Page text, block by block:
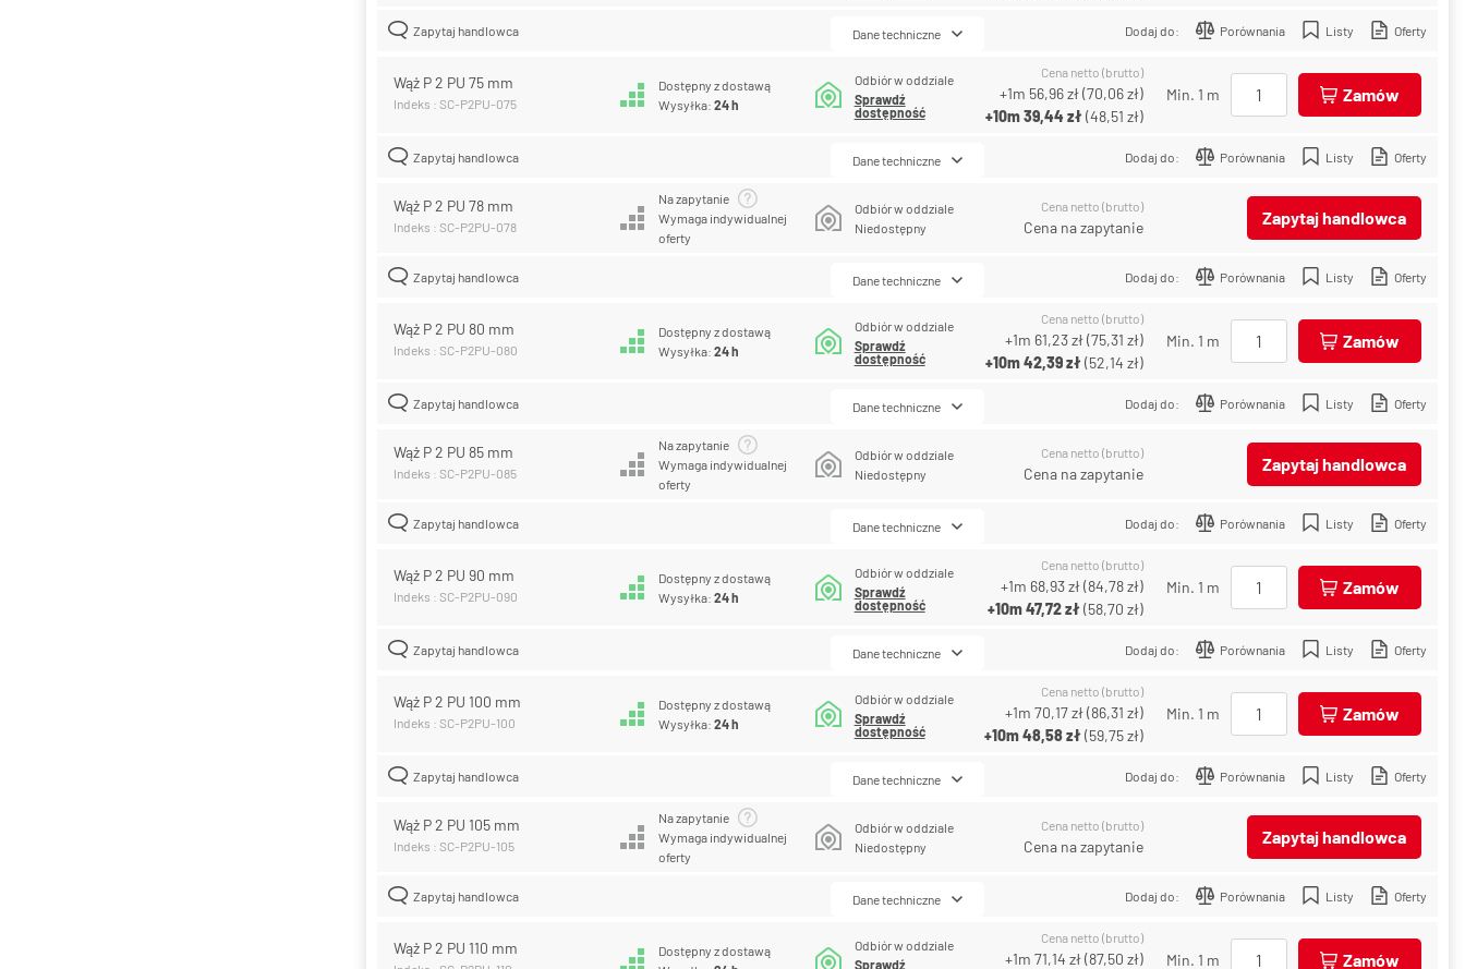
Zapytaj handlowca Dodaj do: Porównania Listy Oferty
Dane techniczne
Wąż P 2 PU 75 mm
Indeks : SC-P2PU-075
Dostępny z dostawą
Wysyłka:24 h
Odbiór w oddziale
Sprawdź
dostępność
Cena netto (brutto)
+1m 56,96 zł(70,06 zł)
+10m39,44 zł(48,51 zł)
Min. 1 m Zamów
Zapytaj handlowca Dodaj do: Porównania Listy Oferty
Dane techniczne
Wąż P 2 PU 78 mm
Indeks : SC-P2PU-078
Na zapytanie
Wymaga indywidualnej
oferty
Odbiór w oddziale
Niedostępny
Cena netto (brutto)
Cena na zapytanie Zapytaj handlowca
Zapytaj handlowca Dodaj do: Porównania Listy Oferty
Dane techniczne
Wąż P 2 PU 80 mm
Indeks : SC-P2PU-080
Dostępny z dostawą
Wysyłka:24 h
Odbiór w oddziale
Sprawdź
dostępność
Cena netto (brutto)
+1m 61,23 zł(75,31 zł)
+10m42,39 zł(52,14 zł)
Min. 1 m Zamów
Zapytaj handlowca Dodaj do: Porównania Listy Oferty
Dane techniczne
Wąż P 2 PU 85 mm
Indeks : SC-P2PU-085
Na zapytanie
Wymaga indywidualnej
oferty
Odbiór w oddziale
Niedostępny
Cena netto (brutto)
Cena na zapytanie Zapytaj handlowca
Zapytaj handlowca Dodaj do: Porównania Listy Oferty
Dane techniczne
Wąż P 2 PU 90 mm
Indeks : SC-P2PU-090
Dostępny z dostawą
Wysyłka:24 h
Odbiór w oddziale
Sprawdź
dostępność
Cena netto (brutto)
+1m 68,93 zł(84,78 zł)
+10m47,72 zł(58,70 zł)
Min. 1 m Zamów
Zapytaj handlowca Dodaj do: Porównania Listy Oferty
Dane techniczne
Wąż P 2 PU 100 mm
Indeks : SC-P2PU-100
Dostępny z dostawą
Wysyłka:24 h
Odbiór w oddziale
Sprawdź
dostępność
Cena netto (brutto)
+1m 70,17 zł(86,31 zł)
+10m48,58 zł(59,75 zł)
Min. 1 m Zamów
Zapytaj handlowca Dodaj do: Porównania Listy Oferty
Dane techniczne
Wąż P 2 PU 105 mm
Indeks : SC-P2PU-105
Na zapytanie
Wymaga indywidualnej
oferty
Odbiór w oddziale
Niedostępny
Cena netto (brutto)
Cena na zapytanie Zapytaj handlowca
Zapytaj handlowca Dodaj do: Porównania Listy Oferty
Dane techniczne
Wąż P 2 PU 110 mm
Dostępny z dostawą
Odbiór w oddziale
Sprawdź
Cena netto (brutto)
+1m 71,14 zł(87,50 zł) Min. 1 m Zamów